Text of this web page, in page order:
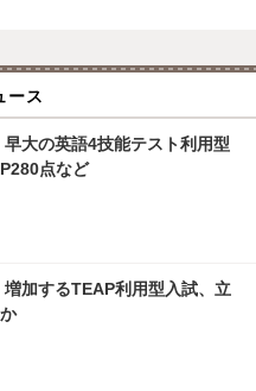
ース
早大の英語4技能テスト利用型
点など
増加するTEAP利用型入試、立